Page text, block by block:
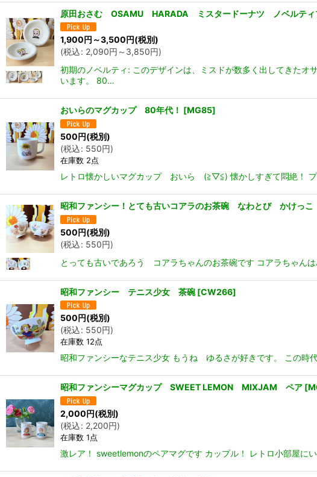
原田おさむ OSAMU HARADA ミスタードーナツ ノベルティ
1,900 円 ～3,500 円(税別)
(税込: 2,090円 ～3,850円)
初期のノベルティ: このデザインは、ミスドが数多く出してきた
います。 80…
おいらのマグカップ 80年代！ [MG85]
500円(税別)
(税込: 550円)
在庫数 2点
レトロ懐かしいマグカップ おいら (≧▽≦) 懐かしすぎて悶絶！
昭和ファンシー！とても古いコアラのお茶碗 なわとび かけっ
500円(税別)
(税込: 550円)
とっても古いであろう コアラちゃんのお茶碗です コアラちゃん
昭和ファンシー テニス少女 茶碗 [CW266]
500 円(税別)
(税込: 550円)
在庫数 12点
昭和ファンシーなテニス少女 もうね ゆるさが好きです。 この時
昭和ファンシーマグカップ SWEET LEMON MIXJAM ペア [
2,000円(税別)
(税込: 2,200円)
在庫数 1点
激レア！ sweetlemonのペアマグです カップル！ レトロ小部屋